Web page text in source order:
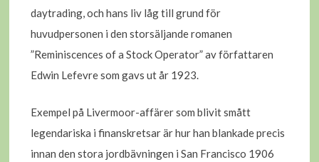
daytrading, och hans liv låg till grund för
huvudpersonen i den storsäljande romanen
”Reminiscences of a Stock Operator” av författaren
Edwin Lefevre som gavs ut år 1923.
Exempel på Livermoor-affärer som blivit smått
legendariska i finanskretsar är hur han blankade precis
innan den stora jordbävningen i San Francisco 1906